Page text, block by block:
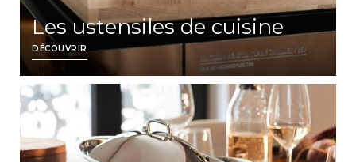
Les ustensiles de cuisine
DÉCOUVRIR